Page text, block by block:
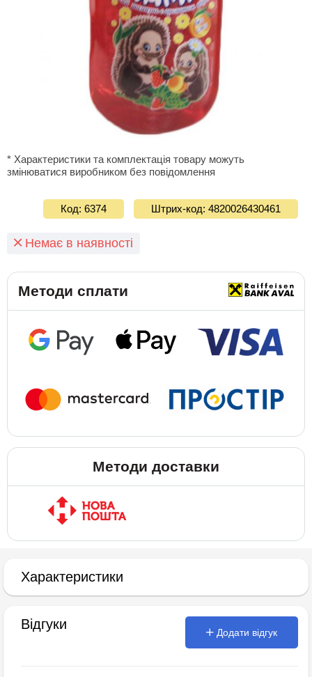
* Характеристики та комплектація товару можуть
змінюватися виробником без повідомлення
Код: 6374 Штрих-код: 4820026430461
Немає в наявності
Методи сплати
Методи доставки
Характеристики
Відгуки
Додати відгук